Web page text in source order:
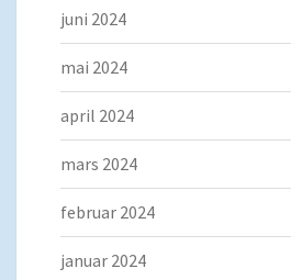
juni 2024
mai 2024
april 2024
mars 2024
februar 2024
januar 2024